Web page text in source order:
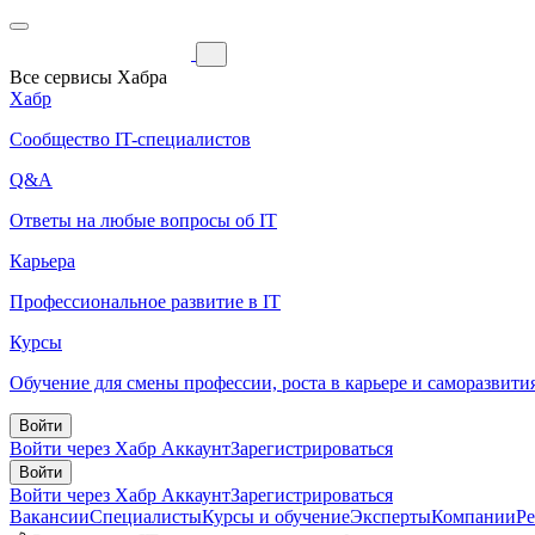
Все сервисы Хабра
Хабр
Сообщество IT-специалистов
Q&A
Ответы на любые вопросы об IT
Карьера
Профессиональное развитие в IT
Курсы
Обучение для смены профессии, роста в карьере и
Войти
Войти через Хабр АккаунтЗарегистрироваться
Войти
Войти через Хабр АккаунтЗарегистрироваться
ВакансииСпециалистыКурсы и обучениеЭкспертыКомпании